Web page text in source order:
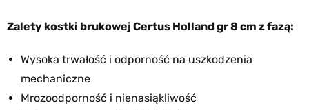
Zalety kostki brukowej Certus Holland gr 8 cm z fazą:
Wysoka trwałość i odporność na uszkodzenia
mechaniczne
Mrozoodporność i nienasiąkliwość